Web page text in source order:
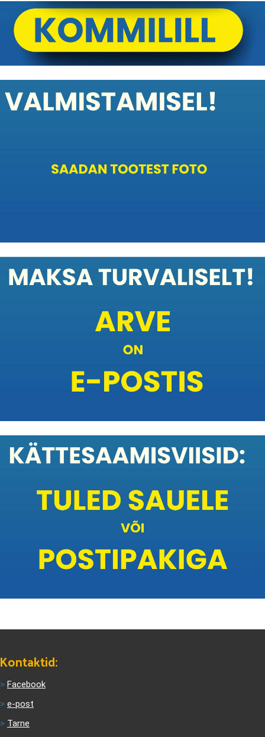
Kontaktid:
> Facebook
> e-post
> Tarne